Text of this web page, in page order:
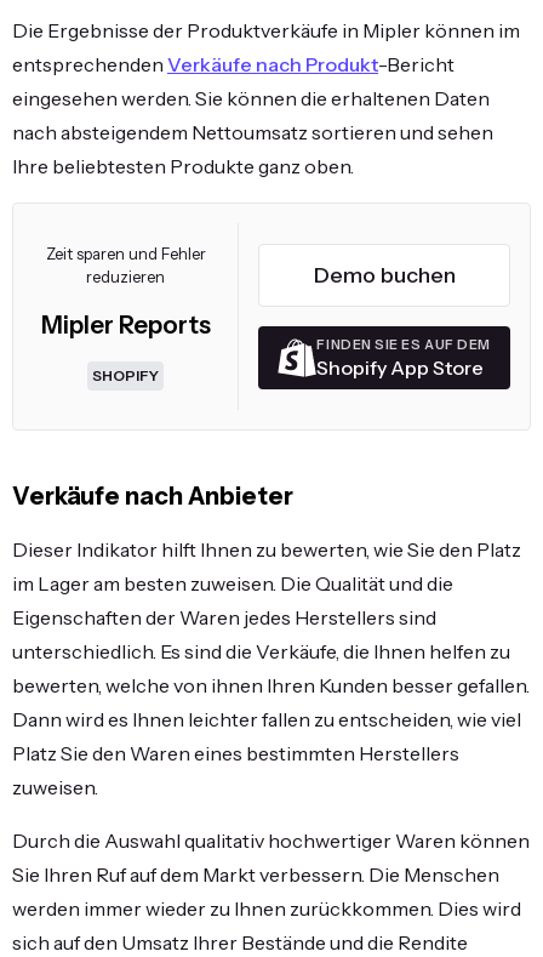
Die Ergebnisse der Produktverkäufe in Mipler können im
entsprechenden Verkäufe nach Produkt-Bericht
eingesehen werden. Sie können die erhaltenen Daten
nach absteigendem Nettoumsatz sortieren und sehen
Ihre beliebtesten Produkte ganz oben.
Zeit sparen und Fehler
reduzieren
Mipler Reports
SHOPIFY
Demo buchen
FINDEN SIE ES AUF DEM
Shopify App Store
Verkäufe nach Anbieter
Dieser Indikator hilft Ihnen zu bewerten, wie Sie den Platz
im Lager am besten zuweisen. Die Qualität und die
Eigenschaften der Waren jedes Herstellers sind
unterschiedlich. Es sind die Verkäufe, die Ihnen helfen zu
bewerten, welche von ihnen Ihren Kunden besser gefallen.
Dann wird es Ihnen leichter fallen zu entscheiden, wie viel
Platz Sie den Waren eines bestimmten Herstellers
zuweisen.
Durch die Auswahl qualitativ hochwertiger Waren können
Sie Ihren Ruf auf dem Markt verbessern. Die Menschen
werden immer wieder zu Ihnen zurückkommen. Dies wird
sich auf den Umsatz Ihrer Bestände und die Rendite